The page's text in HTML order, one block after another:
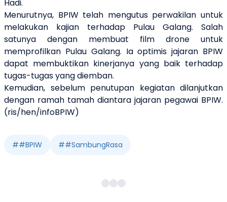
Hadi.
Menurutnya, BPIW telah mengutus perwakilan untuk
melakukan kajian terhadap Pulau Galang. Salah
satunya dengan membuat film drone untuk
memprofilkan Pulau Galang. Ia optimis jajaran BPIW
dapat membuktikan kinerjanya yang baik terhadap
tugas-tugas yang diemban.
Kemudian, sebelum penutupan kegiatan dilanjutkan
dengan ramah tamah diantara jajaran pegawai BPIW.
(ris/hen/infoBPIW)
##BPIW ##SambungRasa